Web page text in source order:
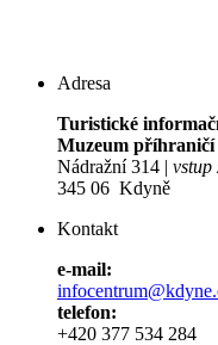
Adresa
Turistické
Muzeum příhraničí
Nádražní 314 | vstup
345 06 Kdyně
Kontakt
e-mail:
telefon:
+420 377 534 284